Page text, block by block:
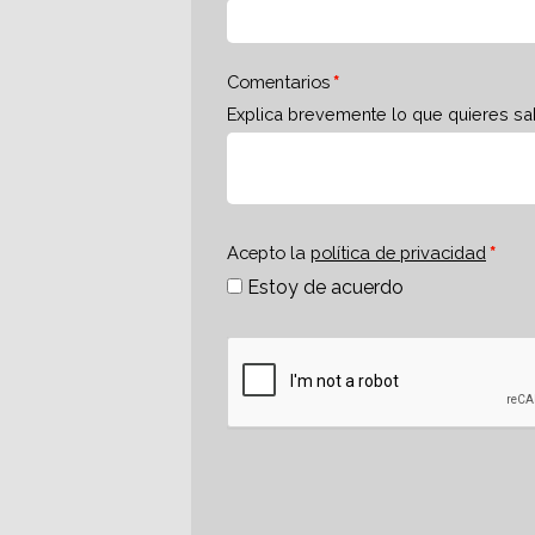
Comentarios
Explica brevemente lo que quieres
Acepto la política de privacidad
Estoy de acuerdo